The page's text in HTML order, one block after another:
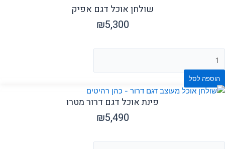
שולחן אוכל דגם אפיק
₪5,300
הוספה לסל
פינת אוכל דגם דרור מטרו
₪5,490